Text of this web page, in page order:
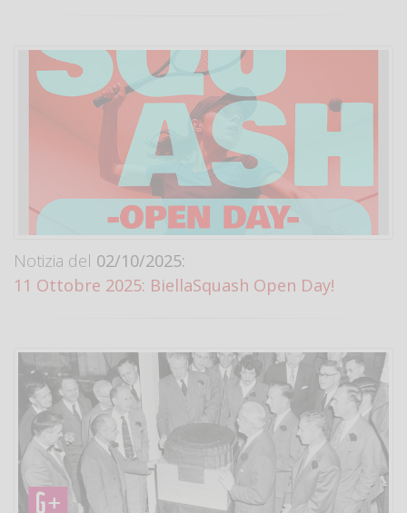
Notizia del 02/10/2025:
11 Ottobre 2025: BiellaSquash Open Day!